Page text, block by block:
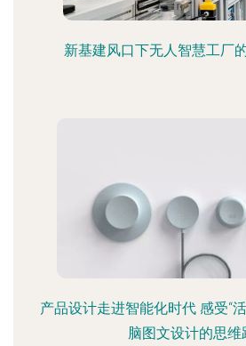
新基建风口下无人智慧工厂
产品设计走进智能化时代 感受“
脑图文设计的思维